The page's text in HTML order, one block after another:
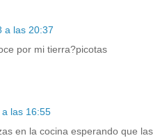
a las 20:37
por mi tierra?picotas
las 16:55
en la cocina esperando que las